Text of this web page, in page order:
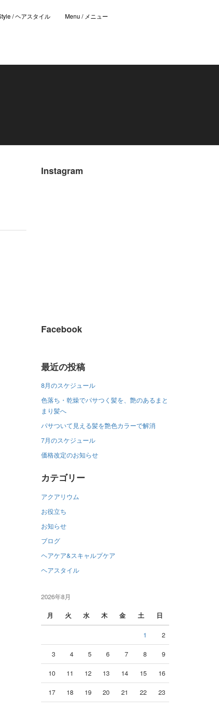
/ ヘアスタイル Menu / メニュー
Instagram
Facebook
最近の投稿
8月のスケジュール
色落ち・乾燥でパサつく髪を、艶のあるまと
まり髪へ
パサついて見える髪を艶色カラーで解消
7月のスケジュール
価格改定のお知らせ
カテゴリー
アクアリウム
お役立ち
お知らせ
ブログ
ヘアケア&スキャルプケア
ヘアスタイル
2026年8月
月
火 水 木 金 土 日
1 2
3 4 5 6 7 8 9
10 11 12 13 14 15 16
17 18 19 20 21 22 23